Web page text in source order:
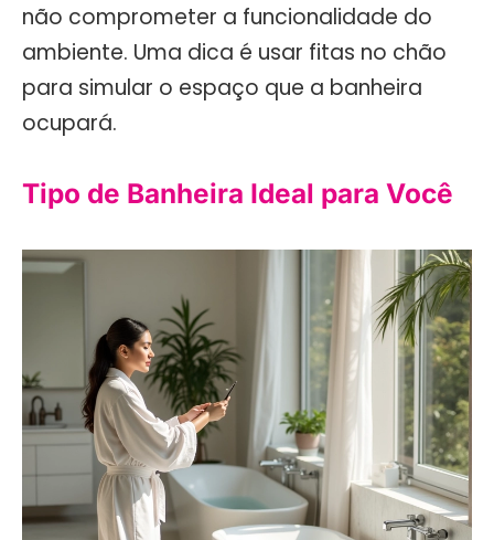
não comprometer a funcionalidade do
ambiente. Uma dica é usar fitas no chão
para simular o espaço que a banheira
ocupará.
Tipo de Banheira Ideal para Você